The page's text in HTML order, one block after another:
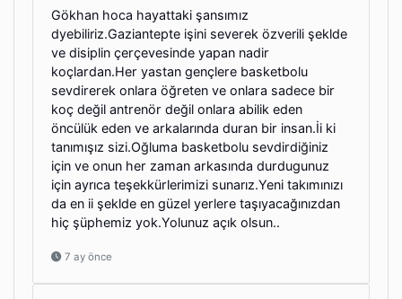
Gökhan hoca hayattaki şansımız
dyebiliriz.Gaziantepte işini severek özverili şeklde
ve disiplin çerçevesinde yapan nadir
koçlardan.Her yastan gençlere basketbolu
sevdirerek onlara öğreten ve onlara sadece bir
koç değil antrenör değil onlara abilik eden
öncülük eden ve arkalarında duran bir insan.İi ki
tanımışız sizi.Oğluma basketbolu sevdirdiğiniz
için ve onun her zaman arkasında durdugunuz
için ayrıca teşekkürlerimizi sunarız.Yeni takımınızı
da en ii şeklde en güzel yerlere taşıyacağınızdan
hiç şüphemiz yok.Yolunuz açık olsun..
7 ay önce